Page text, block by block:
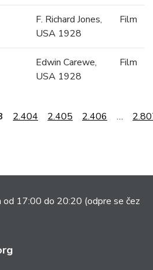
F. Richard Jones,
USA 1928
Film
Edwin Carewe,
USA 1928
Film
2.404 2.405 2.406 …
od 17:00 do 20:20 (odpre se čez